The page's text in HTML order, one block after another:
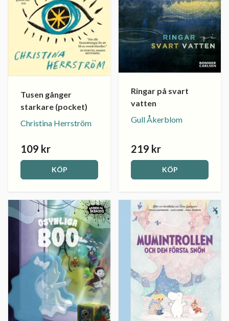
Tusen gånger
starkare (pocket)
Christina Herrström
109 kr
KÖP
Ringar på svart
vatten
Gull Åkerblom
219 kr
KÖP